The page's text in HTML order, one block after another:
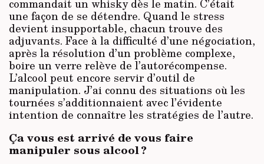
commandait un whisky dès le matin. C’était
une façon de se détendre. Quand le stress
devient insupportable, chacun trouve des
adjuvants. Face à la difficulté d’une négociation,
après la résolution d’un problème complexe,
boire un verre relève de l’autorécompense.
L’alcool peut encore servir d’outil de
manipulation. J’ai connu des situations où les
tournées s’additionnaient avec l’évidente
intention de connaître les stratégies de l’autre.
Ça vous est arrivé de vous faire
manipuler sous alcool ?